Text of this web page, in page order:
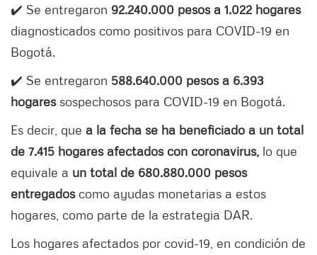
✔️ Se entregaron 92.240.000 pesos a 1.022 hogares
diagnosticados como positivos para COVID-19 en
Bogotá.
✔️ Se entregaron 588.640.000 pesos a 6.393
hogaressospechosos para COVID-19 en Bogotá.
Es decir, que a la fecha se ha beneficiado a un total
de 7.415 hogares afectados con coronavirus, lo que
equivale a un total de 680.880.000 pesos
entregados como ayudas monetarias a estos
hogares, como parte de la estrategia DAR.
Los hogares afectados por covid-19, en condición de